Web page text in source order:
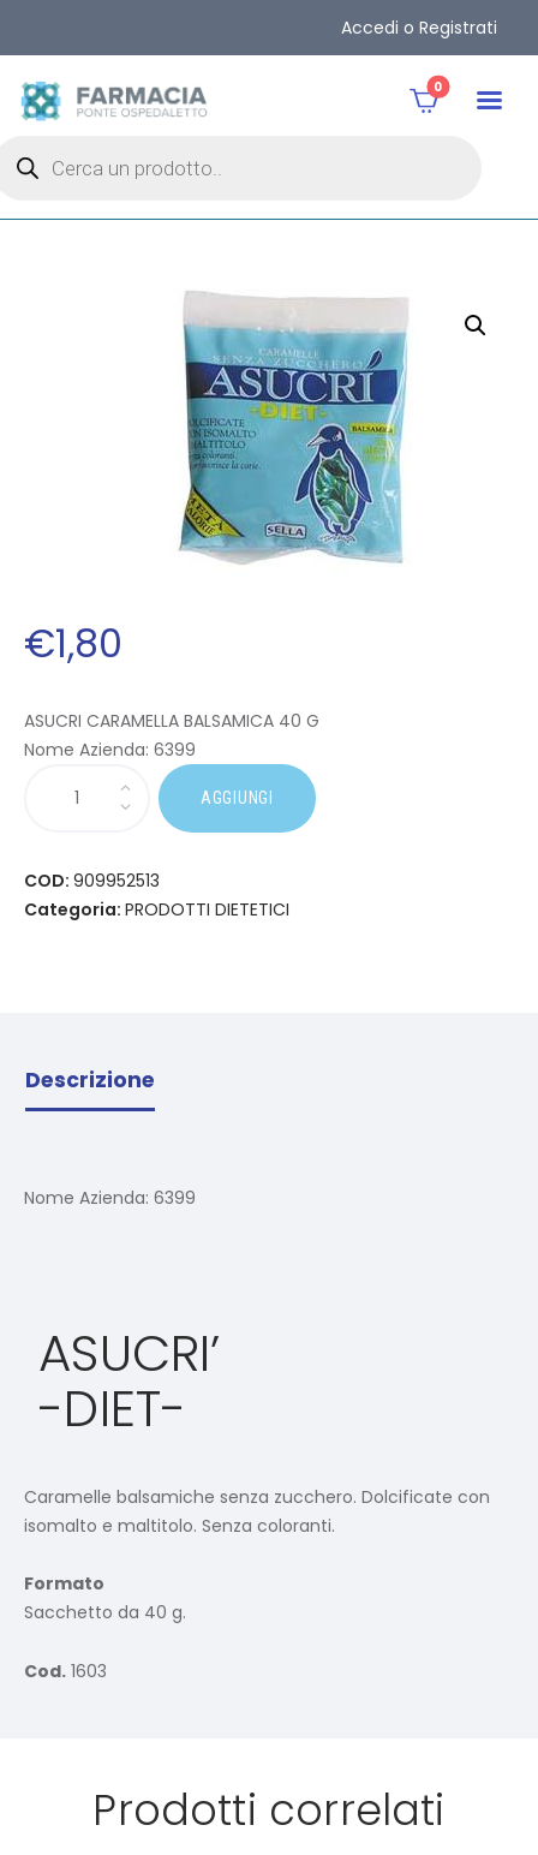
Accedi o Registrati
0
€1,80
ASUCRI CARAMELLA BALSAMICA 40 G
Nome Azienda: 6399
AGGIUNGI
COD: 909952513
Categoria: PRODOTTI DIETETICI
Descrizione
Nome Azienda: 6399
ASUCRI’
-DIET-
Caramelle balsamiche senza zucchero. Dolcificate con
isomalto e maltitolo. Senza coloranti.
Formato
Sacchetto da 40 g.
Cod. 1603
Prodotti correlati